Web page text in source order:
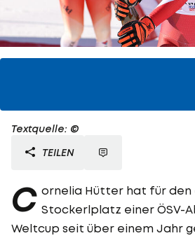
Textquelle: ©
TEILEN
C ornelia Hütter hat für den
Stockerlplatz einer ÖSV-
Weltcup seit über einem Jahr